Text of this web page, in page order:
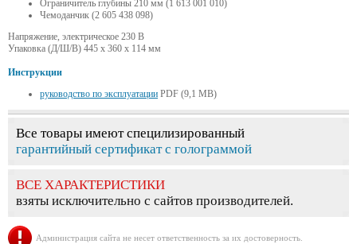
Ограничитель глубины 210 мм (1 613 001 010)
Чемоданчик (2 605 438 098)
Напряжение, электрическое 230 В
Упаковка (Д/Ш/В) 445 x 360 x 114 мм
Инструкции
руководство по эксплуатации PDF (9,1 MB)
Все товары имеют специлизированный
гарантийный сертификат с голограммой
ВСЕ ХАРАКТЕРИСТИКИ
взяты исключительно с сайтов производителей.
Администрация сайта не несет ответственность за их достоверность.